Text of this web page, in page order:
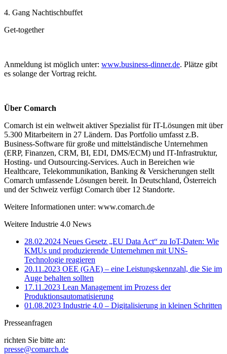
4. Gang Nachtischbuffet
Get-together
Anmeldung ist möglich unter: www.business-dinner.de. Plätze gibt
es solange der Vortrag reicht.
Über Comarch
Comarch ist ein weltweit aktiver Spezialist für IT-Lösungen mit über
5.300 Mitarbeitern in 27 Ländern. Das Portfolio umfasst z.B.
Business-Software für große und mittelständische Unternehmen
(ERP, Finanzen, CRM, BI, EDI, DMS/ECM) und IT-Infrastruktur,
Hosting- und Outsourcing-Services. Auch in Bereichen wie
Healthcare, Telekommunikation, Banking & Versicherungen stellt
Comarch umfassende Lösungen bereit. In Deutschland, Österreich
und der Schweiz verfügt Comarch über 12 Standorte.
Weitere Informationen unter: www.comarch.de
Weitere Industrie 4.0 News
28.02.2024 Neues Gesetz „EU Data Act“ zu IoT-Daten: Wie
KMUs und produzierende Unternehmen mit UNS-
Technologie reagieren
20.11.2023 OEE (GAE) – eine Leistungskennzahl, die Sie im
Auge behalten sollten
17.11.2023 Lean Management im Prozess der
Produktionsautomatisierung
01.08.2023 Industrie 4.0 – Digitalisierung in kleinen Schritten
Presseanfragen
richten Sie bitte an:
presse@comarch.de